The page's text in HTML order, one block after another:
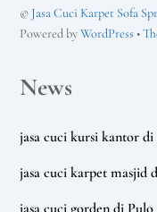
© Jasa Cuci Karpet Sofa
Powered byWordPress •
News
jasa cuci kursi kantor
jasa cuci karpet masjid
jasa cuci gorden di Pulo